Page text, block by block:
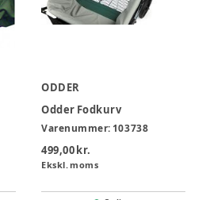
ODDER
Odder Fodkurv
Varenummer: 103738
499,00 kr.
Ekskl. moms